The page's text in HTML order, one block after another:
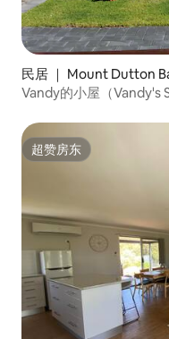
民居 ｜ Mount Dutton
Vandy的小屋（Vandy's
超赞房东
超赞房东